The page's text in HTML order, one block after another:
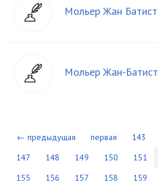
Мольер Жан Батист
Мольер Жан-Батист
← предыдущая первая 143
147
148 149 150 151
155
156 157 158 159